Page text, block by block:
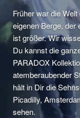
Früher war die
eigenen Berge, der
ist größer. Wir
Du kannst die
PARADOX
atemberaubender
hält in Dir die
Picadilly,
sehen.